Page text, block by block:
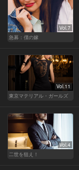
Vol.7
急募：僕の嫁
Vol.11
東京マテリアル・ガールズ
Vol.4
二世を狙え！